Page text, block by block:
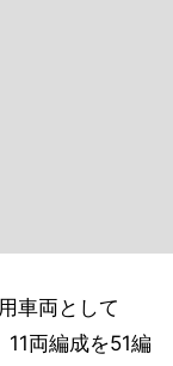
車両として
両編成を51編